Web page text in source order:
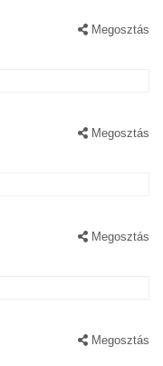
Megosztás
Megosztás
Megosztás
Megosztás